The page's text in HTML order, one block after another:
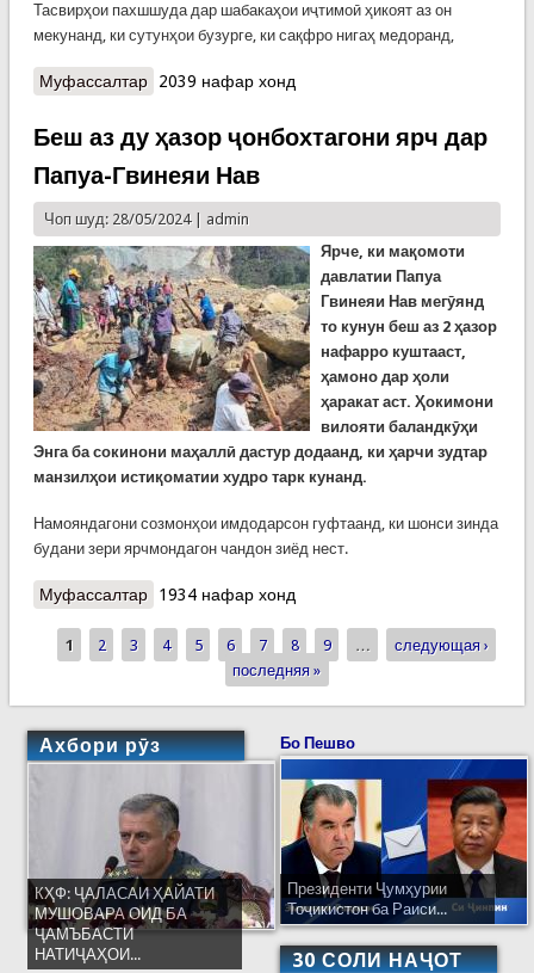
Тасвирҳои пахшшуда дар шабакаҳои иҷтимоӣ ҳикоят аз он
мекунанд, ки сутунҳои бузурге, ки сақфро нигаҳ медоранд,
Муфассалтаро Суқути сутунҳои сақфи фурудгоҳи шаҳри
2039 нафар хонд
Беш аз ду ҳазор ҷонбохтагони ярч дар
Папуа-Гвинеяи Нав
Чоп шуд: 28/05/2024 | admin
Ярче, ки мақомоти
давлатии Папуа
Гвинеяи Нав мегӯянд
то кунун беш аз 2 ҳазор
нафарро куштааст,
ҳамоно дар ҳоли
ҳаракат аст. Ҳокимони
вилояти баландкӯҳи
Энга ба сокинони маҳаллӣ дастур додаанд, ки ҳарчи зудтар
манзилҳои истиқоматии худро тарк кунанд.
Намояндагони созмонҳои имдодарсон гуфтаанд, ки шонси зинда
будани зери ярчмондагон чандон зиёд нест.
Муфассалтаро Беш аз ду ҳазор ҷонбохтагони ярч дар Папуа-
1934 нафар хонд
Страницы
1 2 3 4 5 6 7 8 9 …
следующая ›
последняя »
Ахбори рӯз
КҲФ: ҶАЛАСАИ ҲАЙАТИ
МУШОВАРА ОИД БА
ҶАМЪБАСТИ
НАТИҶАҲОИ...
Бо Пешво
Президенти Ҷумҳурии
Тоҷикистон ба Раиси...
30 СОЛИ НАҶОТ